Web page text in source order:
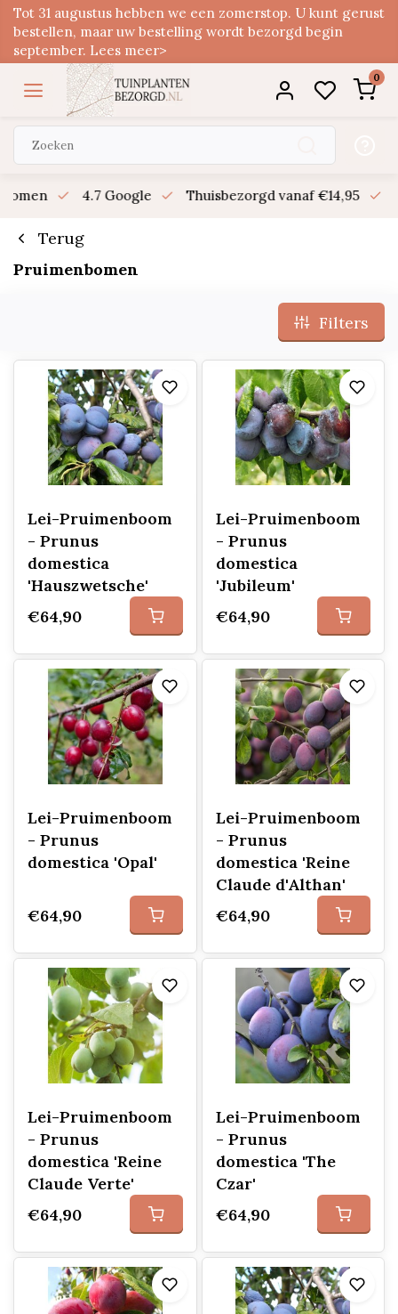
Tot 31 augustus hebben we een zomerstop. U kunt gerust
bestellen, maar uw bestelling wordt bezorgd begin
september. Lees meer>
0
4.7 Google Thuisbezorgd vanaf €14,95
Terug
Pruimenbomen
Filters
Lei-Pruimenboom
- Prunus
domestica
'Hauszwetsche'
€64,90
Lei-Pruimenboom
- Prunus
domestica
'Jubileum'
€64,90
Lei-Pruimenboom
- Prunus
domestica 'Opal'
€64,90
Lei-Pruimenboom
- Prunus
domestica 'Reine
Claude d'Althan'
€64,90
Lei-Pruimenboom
- Prunus
domestica 'Reine
Claude Verte'
€64,90
Lei-Pruimenboom
- Prunus
domestica 'The
Czar'
€64,90